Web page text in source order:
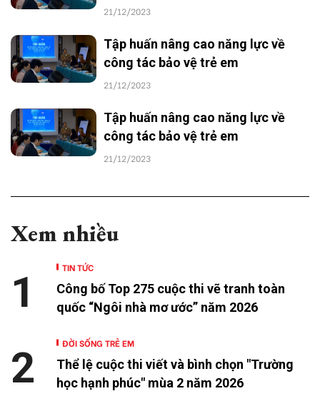
21/12/2023
Tập huấn nâng cao năng lực về
công tác bảo vệ trẻ em
21/12/2023
Tập huấn nâng cao năng lực về
công tác bảo vệ trẻ em
21/12/2023
Xem nhiều
TIN TỨC
Công bố Top 275 cuộc thi vẽ tranh toàn
quốc “Ngôi nhà mơ ước” năm 2026
1
ĐỜI SỐNG TRẺ EM
Thể lệ cuộc thi viết và bình chọn "Trường
học hạnh phúc" mùa 2 năm 2026
2